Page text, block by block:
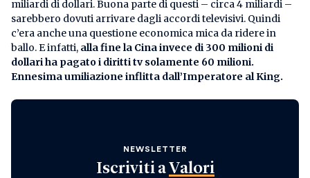
miliardi di dollari. Buona parte di questi – circa 4 miliardi –
sarebbero dovuti arrivare dagli accordi televisivi. Quindi
c’era anche una questione economica mica da ridere in
ballo. E infatti, alla fine la Cina invece di 300 milioni di
dollari ha pagato i diritti tv solamente 60 milioni.
Ennesima umiliazione inflitta dall’Imperatore al King.
NEWSLETTER
Iscriviti a Valori